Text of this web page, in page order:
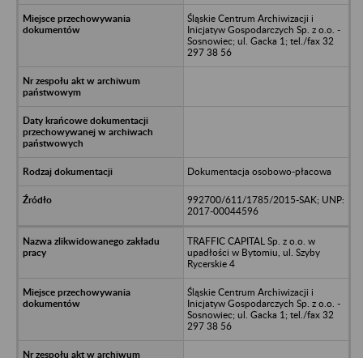
Śląskie Centrum Archiwizacji i
Inicjatyw Gospodarczych Sp. z o.o. -
Sosnowiec; ul. Gacka 1; tel./fax 32
297 38 56
Dokumentacja osobowo-płacowa
992700/611/1785/2015-SAK; UNP:
2017-00044596
TRAFFIC CAPITAL Sp. z o.o. w
upadłości w Bytomiu, ul. Szyby
Rycerskie 4
Śląskie Centrum Archiwizacji i
Inicjatyw Gospodarczych Sp. z o.o. -
Sosnowiec; ul. Gacka 1; tel./fax 32
297 38 56